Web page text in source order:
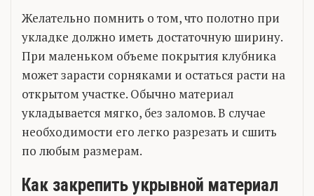
Желательно помнить о том, что полотно при
укладке должно иметь достаточную ширину.
При маленьком объеме покрытия клубника
может зарасти сорняками и остаться расти на
открытом участке. Обычно материал
укладывается мягко, без заломов. В случае
необходимости его легко разрезать и сшить
по любым размерам.
Как закрепить укрывной материал